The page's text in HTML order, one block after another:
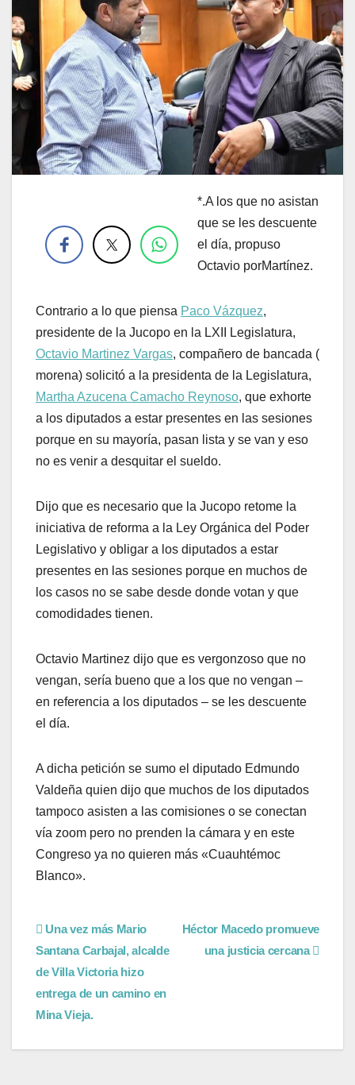
*.A los que no asistan
que se les descuente
el día, propuso
Octavio porMartínez.
Contrario a lo que piensa Paco Vázquez,
presidente de la Jucopo en la LXII Legislatura,
Octavio Martinez Vargas, compañero de bancada (
morena) solicitó a la presidenta de la Legislatura,
Martha Azucena Camacho Reynoso, que exhorte
a los diputados a estar presentes en las sesiones
porque en su mayoría, pasan lista y se van y eso
no es venir a desquitar el sueldo.
Dijo que es necesario que la Jucopo retome la
iniciativa de reforma a la Ley Orgánica del Poder
Legislativo y obligar a los diputados a estar
presentes en las sesiones porque en muchos de
los casos no se sabe desde donde votan y que
comodidades tienen.
Octavio Martinez dijo que es vergonzoso que no
vengan, sería bueno que a los que no vengan –
en referencia a los diputados – se les descuente
el día.
A dicha petición se sumo el diputado Edmundo
Valdeña quien dijo que muchos de los diputados
tampoco asisten a las comisiones o se conectan
vía zoom pero no prenden la cámara y en este
Congreso ya no quieren más «Cuauhtémoc
Blanco».
Héctor Macedo promueve
una justicia cercana
Una vez más Mario
Santana Carbajal, alcalde
de Villa Victoria hizo
entrega de un camino en
Mina Vieja.